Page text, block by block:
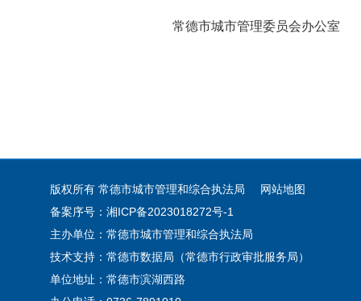
常德市城市管理委员会办公室
版权所有 常德市城市管理和综合执法局
网站地图
备案序号：湘ICP备2023018272号-1
主办单位：常德市城市管理和综合执法局
技术支持：常德市数据局（常德市行政审批服务局）
单位地址：常德市滨湖西路